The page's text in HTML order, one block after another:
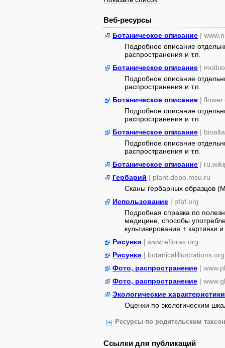
Веб-ресурсы
Ботаническое описание |
Подробное описание
распространения и т.п.
Ботаническое описание |
Подробное описание
распространения и т.п.
Ботаническое описание |
Подробное описание
распространения и т.п.
Ботаническое описание |
Подробное описание
распространения и т.п.
Ботаническое описание |
Гербарий | plant.depo.msu.ru
Сканы гербарных образцов
Использование | pfaf.org
Подробная справка по
медицине, способы
культивирования + картинки
Рисунки | www.efloras.org
Рисунки | botanicalillustrations.org
Фото, распространение |
Фото, распространение |
Экологические характеристики
Оценки по экологическим
Ресурсы по родительским
Ссылки для публикаций